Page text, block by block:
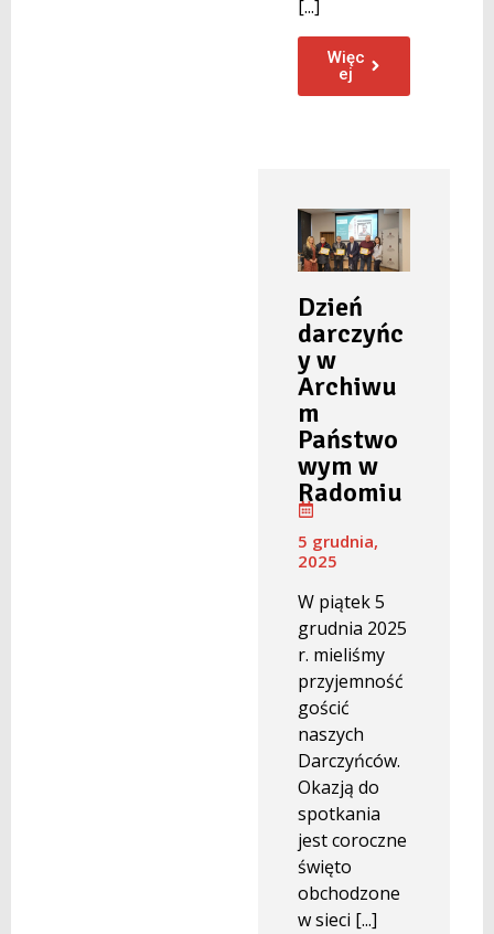
[...]
Więc
ej
Dzień
darczyńc
y w
Archiwu
m
Państwo
wym w
Radomiu
5 grudnia,
2025
W piątek 5
grudnia 2025
r. mieliśmy
przyjemność
gościć
naszych
Darczyńców.
Okazją do
spotkania
jest coroczne
święto
obchodzone
w sieci [...]